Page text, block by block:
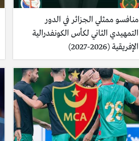
منافسو ممثلي الجزائر في الدور
التمهيدي الثاني لكأس الكونفدرالية
الإفريقية (2026-2027)